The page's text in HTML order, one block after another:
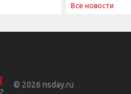
Все новости
© 2026 nsday.ru